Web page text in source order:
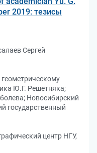
2019: тезисы
Сергей
Ю.Г. Решетняка;
Новосибирский
государственный
центр НГУ,